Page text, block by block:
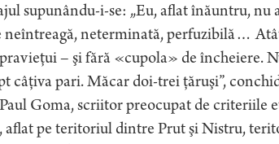
supunându-i-se: „Eu, aflat înăuntru,
neîntreagă, neterminată, perfuzibilă…
– şi fără «cupola» de încheiere.
câţiva pari. Măcar doi-trei ţăruşi”,
Goma, scriitor preocupat de criteriile
aflat pe teritoriul dintre Prut şi Nistru,